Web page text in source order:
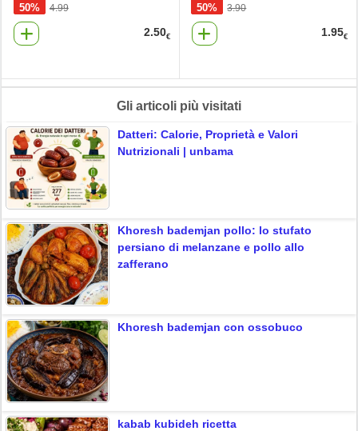
50% 4.99
2.50€
50% 3.90
1.95€
Gli articoli più visitati
Datteri: Calorie, Proprietà e Valori
Nutrizionali | unbama
Khoresh bademjan pollo: lo stufato
persiano di melanzane e pollo allo
zafferano
Khoresh bademjan con ossobuco
kabab kubideh ricetta